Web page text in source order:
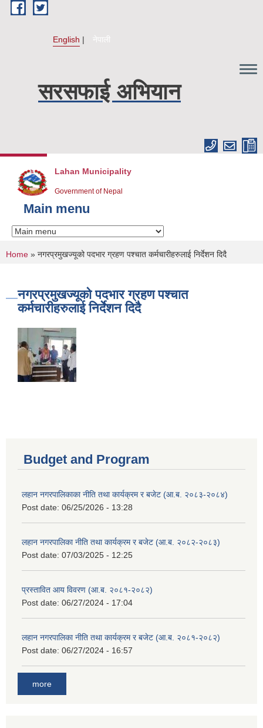
Skip to main content
English नेपाली
सरसफाई अभियान
Lahan Municipality
Government of Nepal
Main menu
You are here
Home » नगरप्रमुखज्यूको पदभार ग्रहण पश्चात कर्मचारीहरुलाई निर्देशन दिदै
नगरप्रमुखज्यूको पदभार ग्रहण पश्चात
कर्मचारीहरुलाई निर्देशन दिदै
Budget and Program
लहान नगरपालिकाका नीति तथा कार्यक्रम र बजेट (आ.ब. २०८३-२०८४)
Post date: 06/25/2026 - 13:28
लहान नगरपालिका नीति तथा कार्यक्रम र बजेट (आ.ब. २०८२-२०८३)
Post date: 07/03/2025 - 12:25
प्रस्तावित आय विवरण (आ.ब. २०८१-२०८२)
Post date: 06/27/2024 - 17:04
लहान नगरपालिका नीति तथा कार्यक्रम र बजेट (आ.ब. २०८१-२०८२)
Post date: 06/27/2024 - 16:57
more